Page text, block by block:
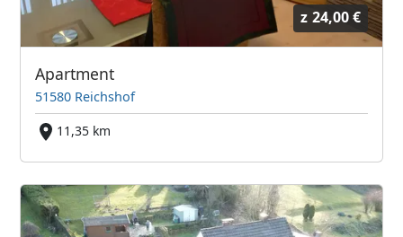
z 24,00 €
Apartment
51580 Reichshof
11,35 km